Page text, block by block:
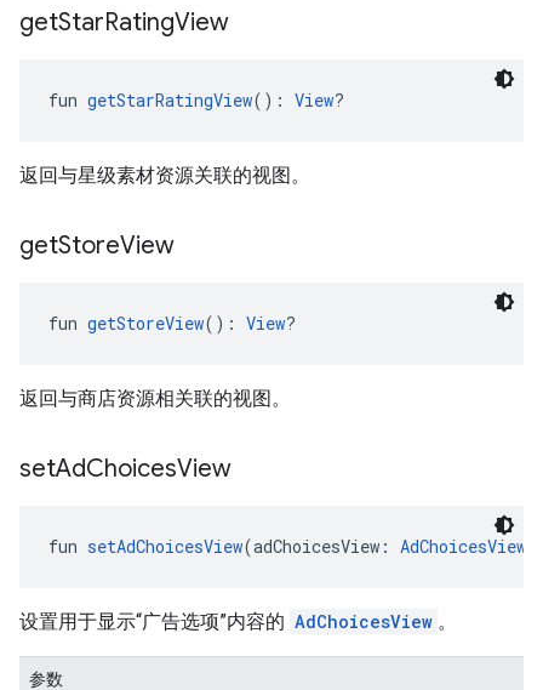
getStarRatingView
fun getStarRatingView(): View?
返回与星级素材资源关联的视图。
getStoreView
fun getStoreView(): View?
返回与商店资源相关联的视图。
setAdChoicesView
fun setAdChoicesView(adChoicesView: AdChoicesView
设置用于显示“广告选项”内容的 AdChoicesView 。
参数